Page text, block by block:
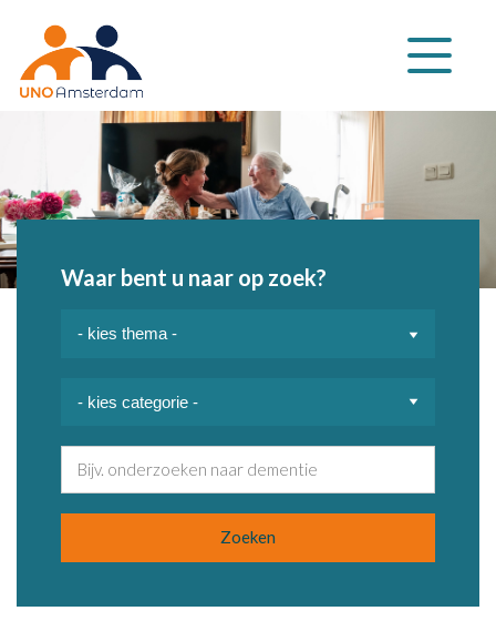
Klap
navigatie
Waar bent u naar op zoek?